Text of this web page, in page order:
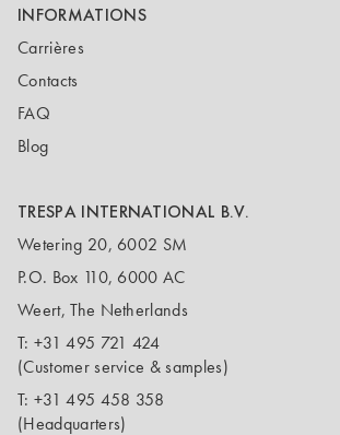
INFORMATIONS
Carrières
Contacts
FAQ
Blog
TRESPA INTERNATIONAL B.V.
Wetering 20, 6002 SM
P.O. Box 110, 6000 AC
Weert, The Netherlands
T: +31 495 721 424
(Customer service & samples)
T: +31 495 458 358
(Headquarters)